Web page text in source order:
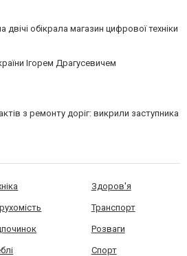
двічі обікрала магазин цифрової техніки
Ігорем Драгусевичем
з ремонту доріг: викрили заступника
Здоров'я
Транспорт
Розваги
Спорт